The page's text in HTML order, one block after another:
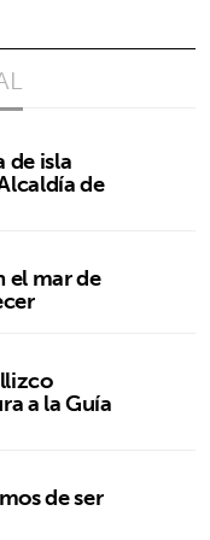
de isla
de
el mar de
a la Guía
de ser